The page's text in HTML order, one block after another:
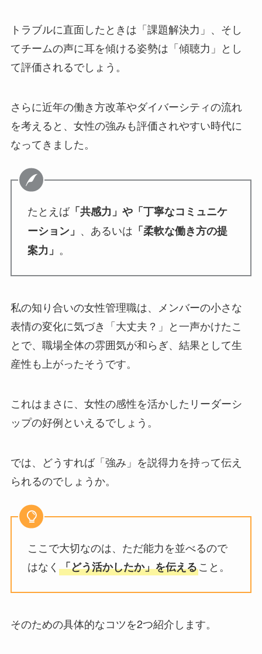
トラブルに直面したときは「課題解決力」、そし
てチームの声に耳を傾ける姿勢は「傾聴力」とし
て評価されるでしょう。
さらに近年の働き方改革やダイバーシティの流れ
を考えると、女性の強みも評価されやすい時代に
なってきました。
たとえば「共感力」や「丁寧なコミュニケ
ーション」 、あるいは 「柔軟な働き方の提
案力」 。
私の知り合いの女性管理職は、メンバーの小さな
表情の変化に気づき「大丈夫？」と一声かけたこ
とで、職場全体の雰囲気が和らぎ、結果として生
産性も上がったそうです。
これはまさに、女性の感性を活かしたリーダーシ
ップの好例といえるでしょう。
では、どうすれば「強み」を説得力を持って伝え
られるのでしょうか。
ここで大切なのは、ただ能力を並べるので
はなく 「どう活かしたか」を伝えること。
そのための具体的なコツを2つ紹介します。